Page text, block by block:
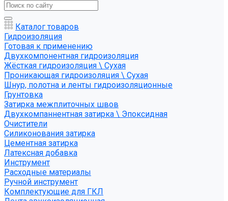
Каталог товаров
Гидроизоляция
Готовая к применению
Двухкомпонентная гидроизоляция
Жёсткая гидроизоляция \ Сухая
Проникающая гидроизоляция \ Сухая
Шнур, полотна и ленты гидроизоляционные
Грунтовка
Затирка межплиточных швов
Двухкомпаннентная затирка \ Эпоксидная
Очистители
Силиконования затирка
Цементная затирка
Латексная добавка
Инструмент
Расходные материалы
Ручной инструмент
Комплектующие для ГКЛ